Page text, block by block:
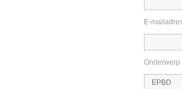
E-
Onderwerp